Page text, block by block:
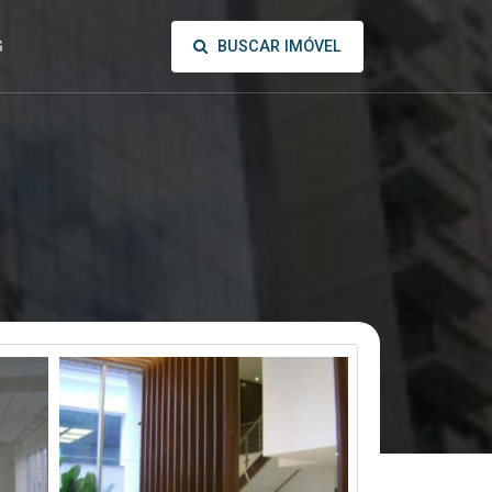
BUSCAR IMÓVEL